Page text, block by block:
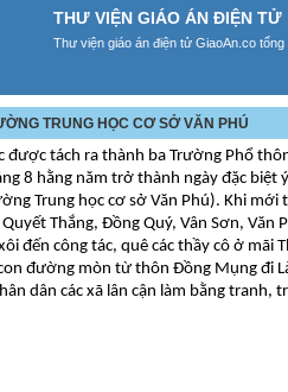
THƯ VIỆN GIÁO ÁN ĐIỆN TỬ
Thư viện giáo án điện tử GiaoAn.co
TRUNG HỌC CƠ SỞ VĂN PHÚ
tách ra thành ba Trường Phổ
8 hằng năm trở thành ngày đặc biệt
Trung học cơ sở Văn Phú). Khi
Thắng, Đồng Quý, Vân Sơn, Văn
đến công tác, quê các thầy cô ở mãi
đường mòn từ thôn Đồng Mụng đi
dân các xã lân cận làm bằng tranh,